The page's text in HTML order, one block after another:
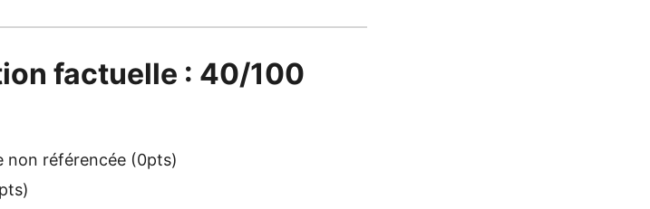
factuelle : 40/100
non référencée (0pts)